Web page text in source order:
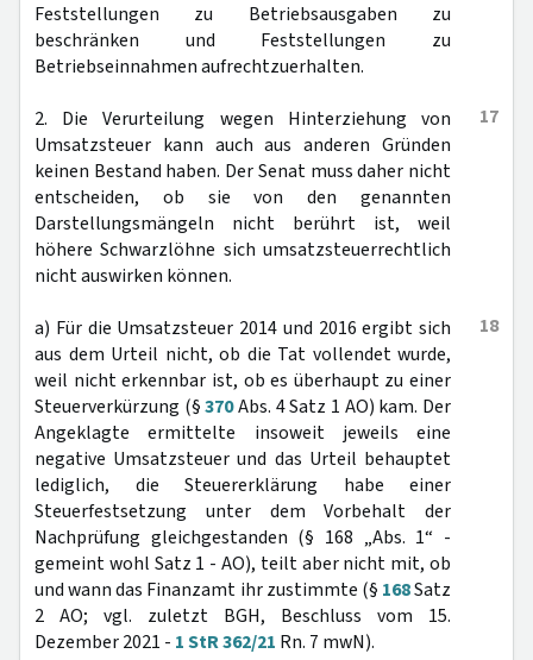
Feststellungen zu Betriebsausgaben zu
beschränken und Feststellungen zu
Betriebseinnahmen aufrechtzuerhalten.
17
2. Die Verurteilung wegen Hinterziehung von
Umsatzsteuer kann auch aus anderen Gründen
keinen Bestand haben. Der Senat muss daher nicht
entscheiden, ob sie von den genannten
Darstellungsmängeln nicht berührt ist, weil
höhere Schwarzlöhne sich umsatzsteuerrechtlich
nicht auswirken können.
18
a) Für die Umsatzsteuer 2014 und 2016 ergibt sich
aus dem Urteil nicht, ob die Tat vollendet wurde,
weil nicht erkennbar ist, ob es überhaupt zu einer
Steuerverkürzung (§370Abs. 4 Satz 1 AO) kam. Der
Angeklagte ermittelte insoweit jeweils eine
negative Umsatzsteuer und das Urteil behauptet
lediglich, die Steuererklärung habe einer
Steuerfestsetzung unter dem Vorbehalt der
Nachprüfung gleichgestanden (§ 168 „Abs. 1“ -
gemeint wohl Satz 1 - AO), teilt aber nicht mit, ob
und wann das Finanzamt ihr zustimmte (§ 168Satz
2 AO; vgl. zuletzt BGH, Beschluss vom 15.
Dezember 2021 - 1 StR 362/21 Rn. 7 mwN).